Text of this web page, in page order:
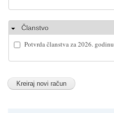
Sakrij
Članstvo
Potvrda članstva za 2026. godinu